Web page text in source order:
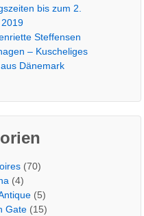
bis zum 2.
Steffensen
– Kuscheliges
Dänemark
(70)
(4)
(5)
Gate (15)